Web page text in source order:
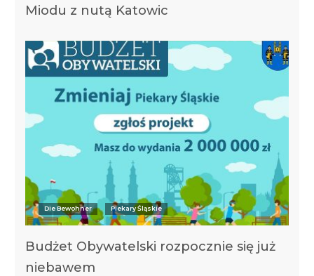
Miodu z nutą Katowic
Die Bewohner Piekary Śląskie
Budżet Obywatelski rozpocznie się już
niebawem